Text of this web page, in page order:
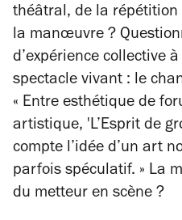
théâtral, de la répétition
la manœuvre ?
d’expérience collective
spectacle vivant : le
« Entre esthétique de
artistique, 'L’Esprit de
compte l’idée d’un art
parfois spéculatif. » La
du metteur en scène ?